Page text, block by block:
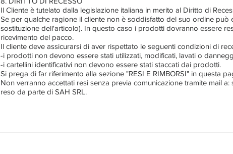
Il Cliente è tutelato dalla legislazione italiana in merito al Diritto di
Se per qualche ragione il cliente non è soddisfatto del suo ordine può
sostituzione dell'articolo). In questo caso i prodotti dovranno essere
ricevimento del pacco.
Il cliente deve assicurarsi di aver rispettato le seguenti condizioni di
-i prodotti non devono essere stati utilizzati, modificati, lavati o
-i cartellini identificativi non devono essere stati staccati dai prodotti.
Si prega di far riferimento alla sezione "RESI E RIMBORSI" in questa
Non verranno accettati resi senza previa comunicazione tramite mail
reso da parte di SAH SRL.